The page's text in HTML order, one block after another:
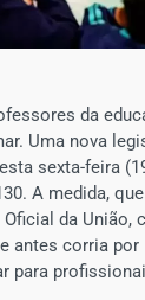
da
Uma nova
sexta-feira
A medida,
da União,
antes corria
para